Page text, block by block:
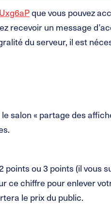
que vous pouvez
recevoir un message
du serveur, il est
salon « partage des
ou 3 points (il vous
ce chiffre pour enlever
le prix du public.